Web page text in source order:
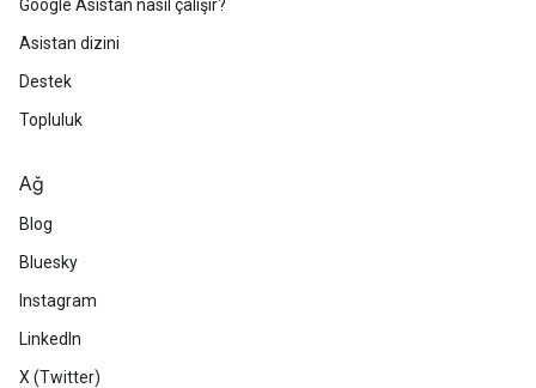
Google Asistan nasıl çalışır?
Asistan dizini
Destek
Topluluk
Ağ
Blog
Bluesky
Instagram
LinkedIn
X (Twitter)